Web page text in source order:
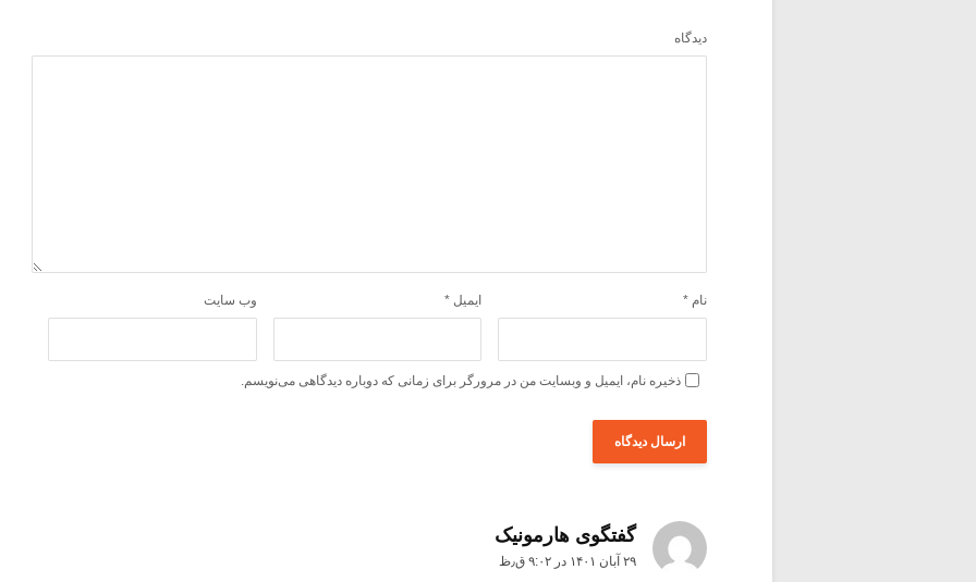
دیدگاه
نام * ایمیل * وب‌ سایت
ذخیره نام، ایمیل و وبسایت من در مرورگر برای زمانی که دوباره دیدگاهی می‌نویسم.
گفتگوی هارمونیک
۲۹ آبان ۱۴۰۱ در ۹:۰۲ ق٫ظ